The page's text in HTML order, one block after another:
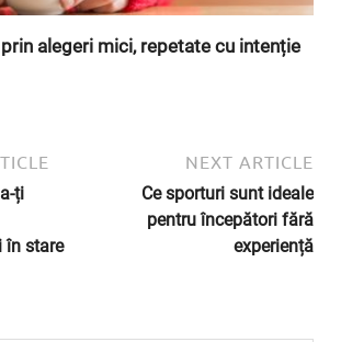
alegeri mici, repetate cu intenție
ți
în stare
NEXT ARTICLE
Ce sporturi sunt ideale
pentru începători fără
experiență